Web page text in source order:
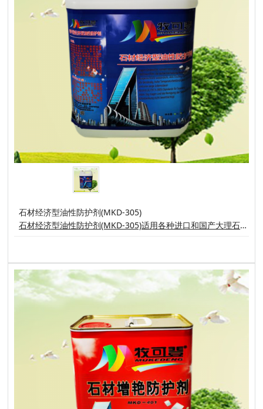
​石材经济型油性防护剂(MKD-305)
石材经济型油性防护剂(MKD-305)适用各种进口和国产大理石、砂岩、花岗岩毛板、亚光面、石雕、墓石等各种石制品。能有效防止石材安装工程中常见的石材病症及麻烦: (例如水泥或者酸雨及其它污染源侵蚀引起的水斑、污浊、锈浊、泛黄、泛碱、白花)工程完工后便可于清洗。